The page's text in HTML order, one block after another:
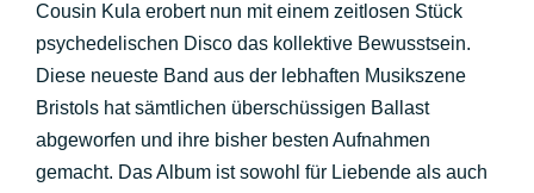
Cousin Kula erobert nun mit einem zeitlosen Stück
psychedelischen Disco das kollektive Bewusstsein.
Diese neueste Band aus der lebhaften Musikszene
Bristols hat sämtlichen überschüssigen Ballast
abgeworfen und ihre bisher besten Aufnahmen
gemacht. Das Album ist sowohl für Liebende als auch